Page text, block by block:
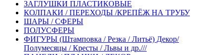
ЗАГЛУШКИ ПЛАСТИКОВЫЕ
КОЛПАКИ / ПЕРЕХОДЫ /КРЕПЁЖ НА ТРУБУ
ШАРЫ / СФЕРЫ
ПОЛУСФЕРЫ
ФИГУРЫ (Штамповка / Резка / Литьё) Декор/
Полумесяцы / Кресты / Львы и др.///